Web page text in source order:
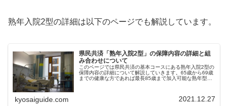
熟年入院2型の詳細は以下のページでも解説しています。
県民共済「熟年入院2型」の保障内容の詳細と組
み合わせについて
このページでは県民共済の基本コースにある熟年入院2型の
保障内容の詳細について解説していきます。65歳から69歳
までの健康な方であれば最長85歳まで加入可能な熟年型県
kyosaiguide.com 2021.12.27